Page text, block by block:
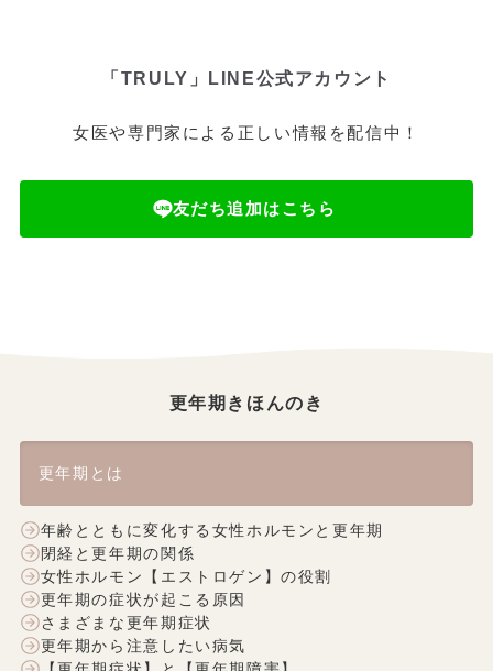
「TRULY」LINE公式アカウント
女医や専門家による正しい情報を配信中！
友だち追加はこちら
更年期きほんのき
更年期とは
年齢とともに変化する女性ホルモンと更年期
閉経と更年期の関係
女性ホルモン【エストロゲン】の役割
更年期の症状が起こる原因
さまざまな更年期症状
更年期から注意したい病気